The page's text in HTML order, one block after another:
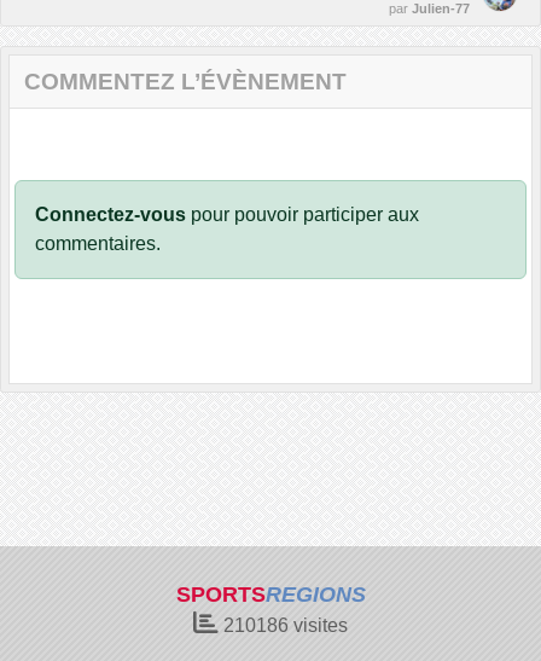
par Julien-77
COMMENTEZ L’ÉVÈNEMENT
Connectez-vous pour pouvoir participer aux
commentaires.
SPORTSREGIONS
210186 visites